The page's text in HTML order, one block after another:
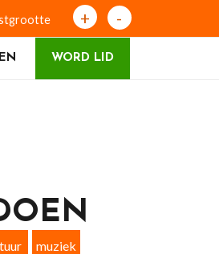
+ -
WORD LID
muziek